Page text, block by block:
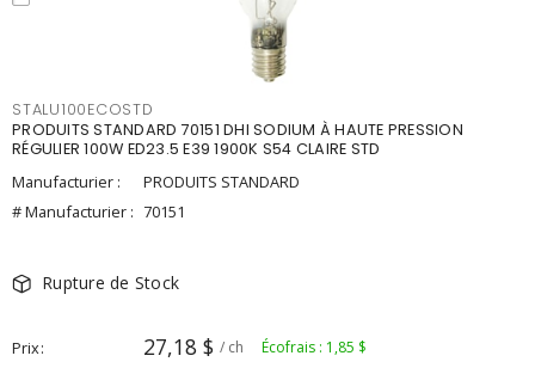
STALU100ECOSTD
PRODUITS STANDARD 70151 DHI SODIUM À HAUTE PRESSION
RÉGULIER 100W ED23.5 E39 1900K S54 CLAIRE STD
Manufacturier :
PRODUITS STANDARD
# Manufacturier : 70151
Rupture de Stock
Prix 27,18 $ / ch Écofrais : 1,85 $